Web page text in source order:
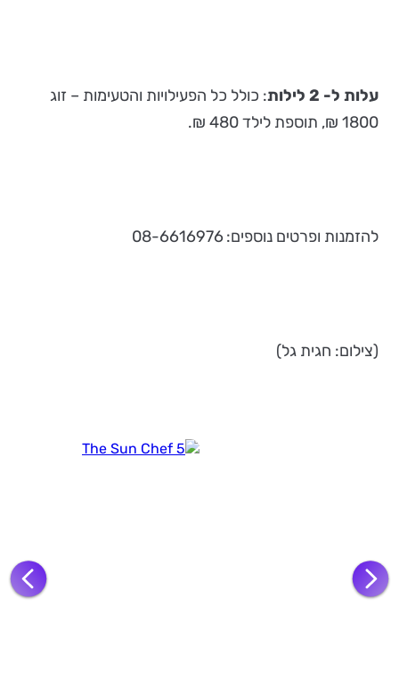
עלות ל- 2 לילות
: כולל כל הפעילויות והטעימות – זוג
1800 ₪, תוספת לילד 480 ₪.
להזמנות ופרטים נוספים: 08-6616976
(צילום: חגית גל)